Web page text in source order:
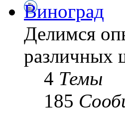
Виноград
Делимся
различных
4 Темы
185